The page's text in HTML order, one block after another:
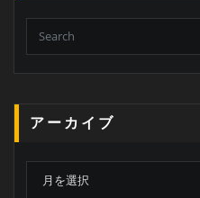
アーカイブ